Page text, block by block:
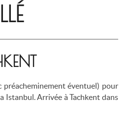
préacheminement éventuel) pour
Istanbul. Arrivée à Tachkent dans